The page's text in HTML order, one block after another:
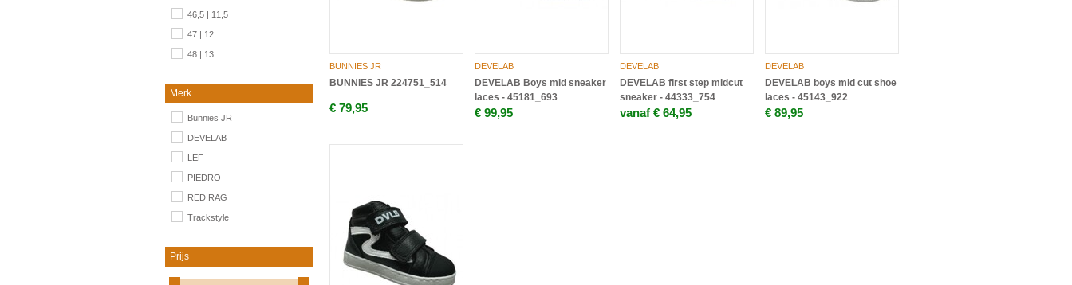
46,5 | 11,5
47 | 12
48 | 13
Merk
Bunnies JR
DEVELAB
LEF
PIEDRO
RED RAG
Trackstyle
Prijs
BUNNIES JR
BUNNIES JR 224751_514
€ 79,95
DEVELAB
DEVELAB Boys mid sneaker
laces - 45181_693
€ 99,95
DEVELAB
DEVELAB first step midcut
sneaker - 44333_754
vanaf € 64,95
DEVELAB
DEVELAB boys mid cut shoe
laces - 45143_922
€ 89,95